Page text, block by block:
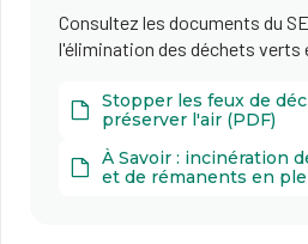
Consultez les documents du
l'élimination des déchets verts
Stopper les feux de
préserver l'air (PDF)
À Savoir : incinération
et de rémanents en